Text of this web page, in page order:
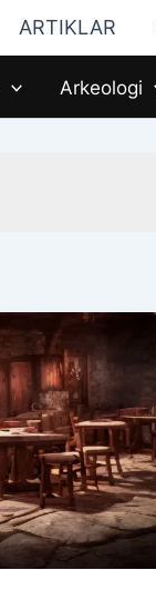
ARTIKLAR
Arkeologi